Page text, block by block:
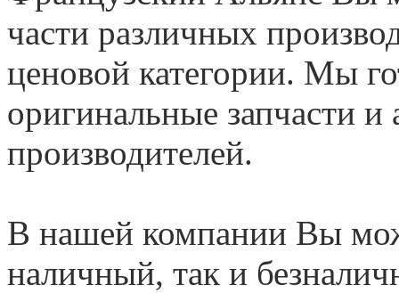
части различных
ценовой категории. Мы
оригинальные запчасти
производителей.
В нашей компании Вы
наличный, так и